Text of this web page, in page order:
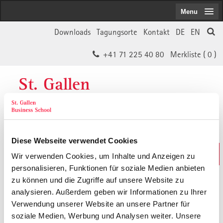
Diese Webseite verwendet Cookies
Wir verwenden Cookies, um Inhalte und Anzeigen zu
personalisieren, Funktionen für soziale Medien anbieten
zu können und die Zugriffe auf unsere Website zu
analysieren. Außerdem geben wir Informationen zu Ihrer
Verwendung unserer Website an unsere Partner für
soziale Medien, Werbung und Analysen weiter. Unsere
EN
DE
Kontakt
Tagungsorte
Downloads
Merkliste ( 0 )
+41 71 225 40 80
St. Gallen
Business School
Weiterbildungs-Suche
In 30 Sekunden das Passende finden
Menu
Der von Ihnen gesuchte Inhalt ist